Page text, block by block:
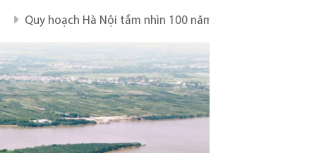
Hà Nội tầm nhìn 100 năm Quy hoạch mới sau sáp